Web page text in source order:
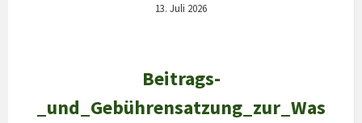
13. Juli 2026
Beitrags-
_und_Gebührensatzung_zur_Was